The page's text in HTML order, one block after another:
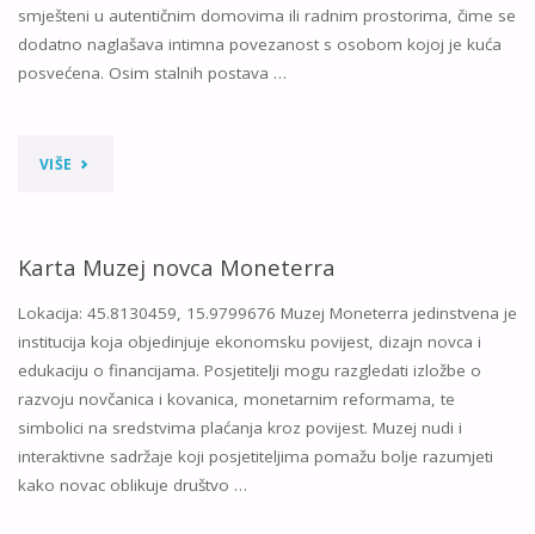
I
UMJETNOSTI"
smješteni u autentičnim domovima ili radnim prostorima, čime se
dodatno naglašava intimna povezanost s osobom kojoj je kuća
posvećena. Osim stalnih postava …
VIŠE "KARTA
KUĆA"
Karta Muzej novca Moneterra
Lokacija: 45.8130459, 15.9799676 Muzej Moneterra jedinstvena je
institucija koja objedinjuje ekonomsku povijest, dizajn novca i
edukaciju o financijama. Posjetitelji mogu razgledati izložbe o
razvoju novčanica i kovanica, monetarnim reformama, te
simbolici na sredstvima plaćanja kroz povijest. Muzej nudi i
interaktivne sadržaje koji posjetiteljima pomažu bolje razumjeti
kako novac oblikuje društvo …